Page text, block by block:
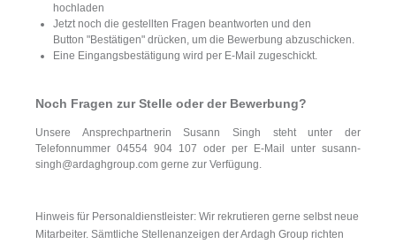
hochladen
Jetzt noch die gestellten Fragen beantworten und den
Button "Bestätigen" drücken, um die Bewerbung abzuschicken.
Eine Eingangsbestätigung wird per E-Mail zugeschickt.
Noch Fragen zur Stelle oder der Bewerbung?
Unsere Ansprechpartnerin Susann Singh steht unter der
Telefonnummer 04554 904 107 oder per E-Mail unter susann-
singh@ardaghgroup.com gerne zur Verfügung.
Hinweis für Personaldienstleister: Wir rekrutieren gerne selbst neue
Mitarbeiter. Sämtliche Stellenanzeigen der Ardagh Group richten